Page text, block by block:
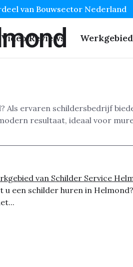
van Bouwsector Nederland
Video Reviews Werkgebied
ervaren schildersbedrijf
resultaat, ideaal voor
van Schilder Service
u een schilder huren in